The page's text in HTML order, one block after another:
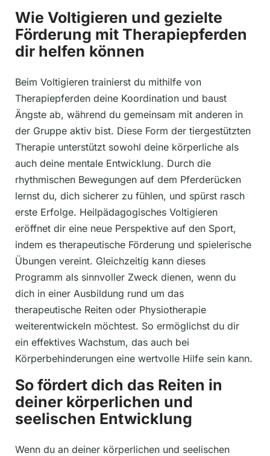
Wie Voltigieren und gezielte
Förderung mit Therapiepferden
dir helfen können
Beim Voltigieren trainierst du mithilfe von
Therapiepferden deine Koordination und baust
Ängste ab, während du gemeinsam mit anderen in
der Gruppe aktiv bist. Diese Form der tiergestützten
Therapie unterstützt sowohl deine körperliche als
auch deine mentale Entwicklung. Durch die
rhythmischen Bewegungen auf dem Pferderücken
lernst du, dich sicherer zu fühlen, und spürst rasch
erste Erfolge. Heilpädagogisches Voltigieren
eröffnet dir eine neue Perspektive auf den Sport,
indem es therapeutische Förderung und spielerische
Übungen vereint. Gleichzeitig kann dieses
Programm als sinnvoller Zweck dienen, wenn du
dich in einer Ausbildung rund um das
therapeutische Reiten oder Physiotherapie
weiterentwickeln möchtest. So ermöglichst du dir
ein effektives Wachstum, das auch bei
Körperbehinderungen eine wertvolle Hilfe sein kann.
So fördert dich das Reiten in
deiner körperlichen und
seelischen Entwicklung
Wenn du an deiner körperlichen und seelischen